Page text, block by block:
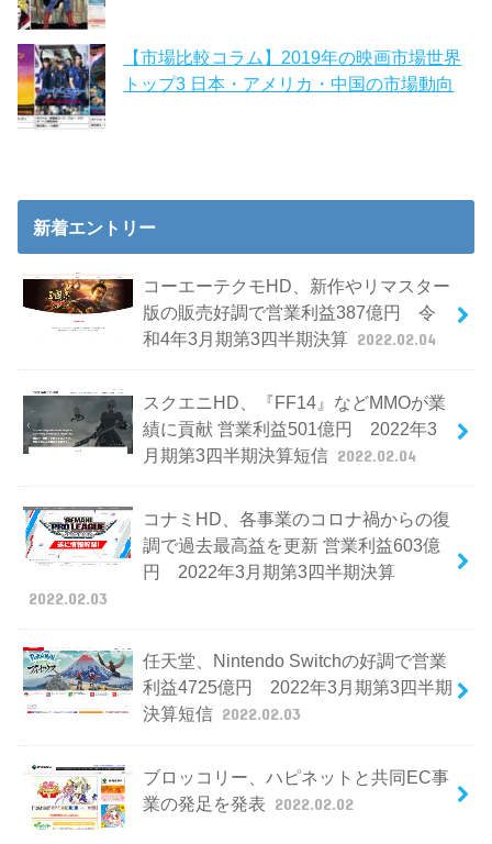
【市場比較コラム】2019年の映画市場世界
トップ3 日本・アメリカ・中国の市場動向
新着エントリー
コーエーテクモHD、新作やリマスター
版の販売好調で営業利益387億円 令
和4年3月期第3四半期決算 2022.02.04
スクエニHD、『FF14』などMMOが業
績に貢献 営業利益501億円 2022年3
月期第3四半期決算短信 2022.02.04
コナミHD、各事業のコロナ禍からの復
調で過去最高益を更新 営業利益603億
円 2022年3月期第3四半期決算
2022.02.03
任天堂、Nintendo Switchの好調で営業
利益4725億円 2022年3月期第3四半期
決算短信 2022.02.03
ブロッコリー、ハピネットと共同EC事
業の発足を発表 2022.02.02